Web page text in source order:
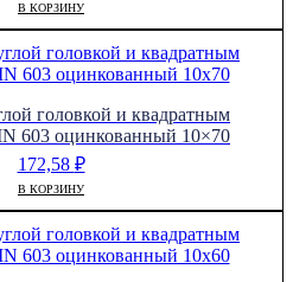
В КОРЗИНУ
головкой и квадратным
603 оцинкованный 10×70
172,58 ₽
В КОРЗИНУ